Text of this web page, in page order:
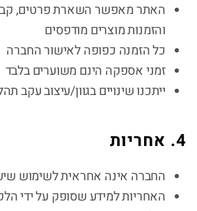
האתר מאפשר השארת פרטים,
והזמנות מוצרים מודפסים
כל הזמנה כפופה לאישור החברה
זמני אספקה הינם משוערים בלבד
ייתכנו שינויים בגוון/עיצוב עקב
4. אחריות
החברה אינה אחראית לשימוש
האחריות למידע שסופק על ידי